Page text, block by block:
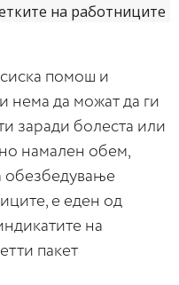
помош и
нема да можат да ги
заради болеста или
намален обем,
обезбедување
е еден од
на
пакет